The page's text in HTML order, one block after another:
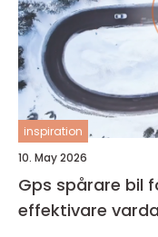
inspiration
10. May 2026
Gps spårare bil
effektivare